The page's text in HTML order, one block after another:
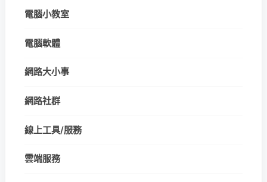
電腦小教室
電腦軟體
網路大小事
網路社群
線上工具/服務
雲端服務